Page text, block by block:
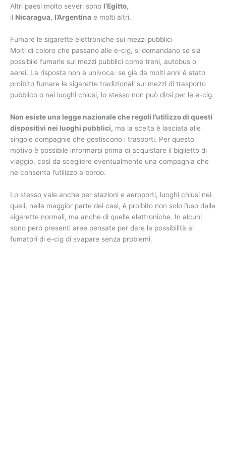
Altri paesi molto severi sono l’Egitto,
il Nicaragua, l’Argentina e molti altri.
Fumare le sigarette elettroniche sui mezzi pubblici
Molti di coloro che passano alle e-cig, si domandano se sia
possibile fumarle sui mezzi pubblici come treni, autobus o
aerei. La risposta non è univoca: se già da molti anni è stato
proibito fumare le sigarette tradizionali sui mezzi di trasporto
pubblico o nei luoghi chiusi, lo stesso non può dirsi per le e-cig.
Non esiste una legge nazionale che regoli l’utilizzo di questi
dispositivi nei luoghi pubblici, ma la scelta è lasciata alle
singole compagnie che gestiscono i trasporti. Per questo
motivo è possibile informarsi prima di acquistare il biglietto di
viaggio, così da scegliere eventualmente una compagnia che
ne consenta l’utilizzo a bordo.
Lo stesso vale anche per stazioni e aeroporti, luoghi chiusi nei
quali, nella maggior parte dei casi, è proibito non solo l’uso delle
sigarette normali, ma anche di quelle elettroniche. In alcuni
sono però presenti aree pensate per dare la possibilità ai
fumatori di e-cig di svapare senza problemi.